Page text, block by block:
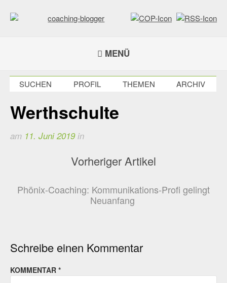
zum
MENÜ
Werthschulte
am 11. Juni 2019in
Vorheriger Artikel
Phönix-Coaching: Kommunikations-Profi gelingt
Neuanfang
Schreibe einen Kommentar
KOMMENTAR *
SUCHEN PROFIL THEMEN ARCHIV